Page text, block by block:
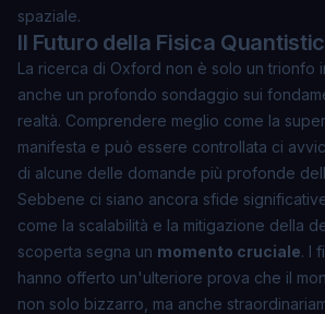
spaziale.
Il Futuro della Fisica
La ricerca di Oxford non è solo un trionfo
anche un profondo sondaggio sui
realtà. Comprendere meglio come la
manifesta e può essere controllata ci
di alcune delle domande più profonde
Sebbene ci siano ancora sfide
come la scalabilità e la mitigazione della
scoperta segna un momento cruciale. I
hanno offerto un'ulteriore prova che il
non solo bizzarro, ma anche